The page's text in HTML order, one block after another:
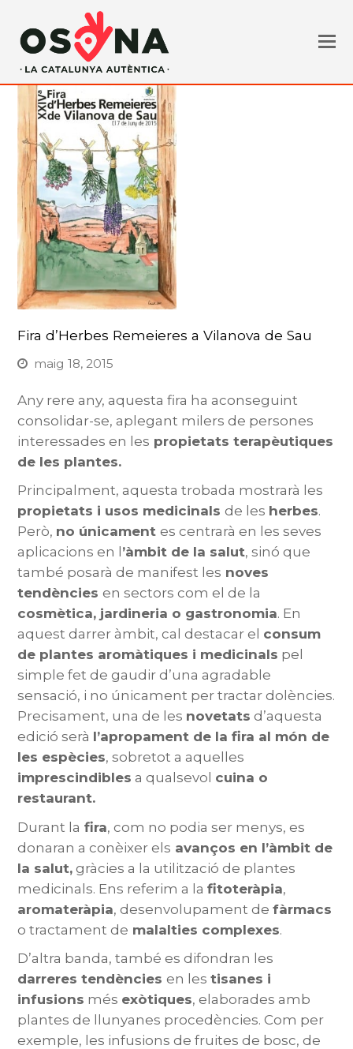
Fira d’Herbes Remeieres a Vilanova de Sau
maig 18, 2015
Any rere any, aquesta fira ha aconseguint
consolidar-se, aplegant milers de persones
interessades en les propietats terapèutiques
de les plantes.
Principalment, aquesta trobada mostrarà les
propietats i usos medicinalsde les herbes.
Però, no únicamentes centrarà en les seves
aplicacions en l ’àmbit de la salut, sinó que
també posarà de manifest les noves
tendènciesen sectors com el de la
cosmètica, jardineria o gastronomia. En
aquest darrer àmbit, cal destacar el consum
de plantes aromàtiques i medicinals pel
simple fet de gaudir d’una agradable
sensació, i no únicament per tractar dolències.
Precisament, una de les novetats d’aquesta
edició serà l’apropament de la fira al món de
les espècies, sobretot a aquelles
imprescindibles a qualsevol cuina o
restaurant.
Durant la fira, com no podia ser menys, es
donaran a conèixer els avanços en l’àmbit de
la salut, gràcies a la utilització de plantes
medicinals. Ens referim a lafitoteràpia,
aromateràpia, desenvolupament defàrmacs
o tractament de malalties complexes.
D’altra banda, també es difondran les
darreres tendènciesen lestisanes i
infusions més exòtiques, elaborades amb
plantes de llunyanes procedències. Com per
exemple, les infusions de fruites de bosc, de